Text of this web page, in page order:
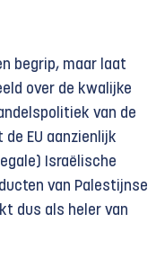
begrip, maar laat
over de kwalijke
van de
de EU aanzienlijk
Israëlische
van Palestijnse
dus als heler van